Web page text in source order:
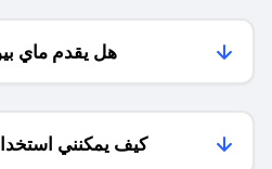
هل يقدم ماي
كيف يمكنني